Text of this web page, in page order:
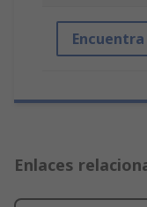
Enlaces